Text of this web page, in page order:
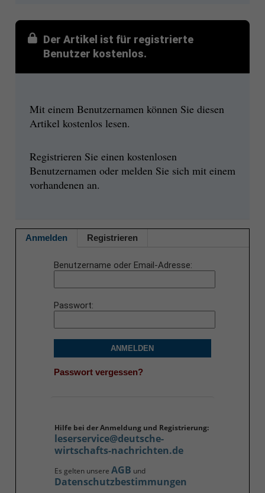
Der Artikel ist für registrierte
Benutzer kostenlos.
Mit einem Benutzernamen können Sie diesen
Artikel kostenlos lesen.
Registrieren Sie einen kostenlosen
Benutzernamen oder melden Sie sich mit einem
vorhandenen an.
Anmelden Registrieren
Benutzername oder Email-Adresse
Passwort
ANMELDEN
Passwort vergessen?
Hilfe bei der Anmeldung und Registrierung:
leserservice@deutsche-
wirtschafts-nachrichten.de
Es gelten unsere AGB und
Datenschutzbestimmungen